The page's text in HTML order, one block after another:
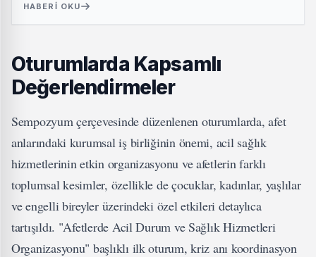
HABERI OKU
Oturumlarda Kapsamlı
Değerlendirmeler
Sempozyum çerçevesinde düzenlenen oturumlarda, afet
anlarındaki kurumsal iş birliğinin önemi, acil sağlık
hizmetlerinin etkin organizasyonu ve afetlerin farklı
toplumsal kesimler, özellikle de çocuklar, kadınlar, yaşlılar
ve engelli bireyler üzerindeki özel etkileri detaylıca
tartışıldı. "Afetlerde Acil Durum ve Sağlık Hizmetleri
Organizasyonu" başlıklı ilk oturum, kriz anı koordinasyon